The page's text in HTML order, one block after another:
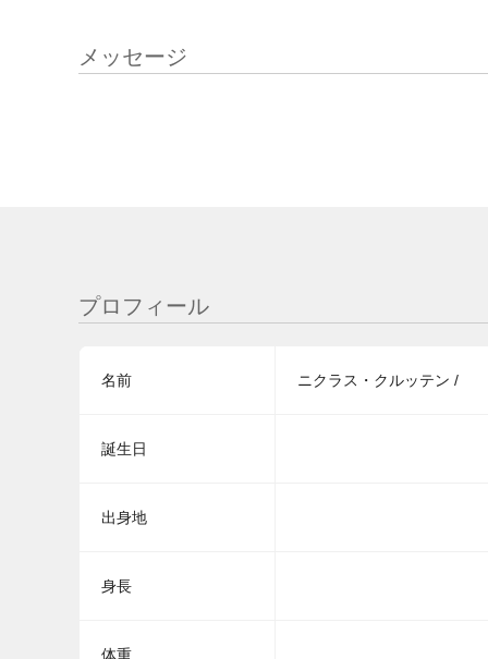
メッセージ
プロフィール
名前 ニクラス・クルッテン /
誕生日
出身地
身長
体重